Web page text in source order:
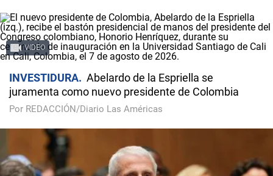
VIDEO
INVESTIDURA
Abelardo de la Espriella se
juramenta como nuevo presidente de Colombia
Por REDACCIÓN/Diario Las Américas